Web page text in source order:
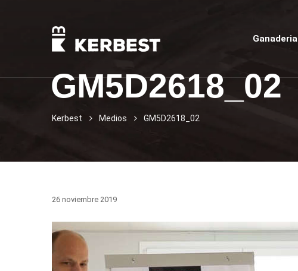
Ganaderia
GM5D2618_02
Kerbest Medios GM5D2618_02
26 noviembre 2019